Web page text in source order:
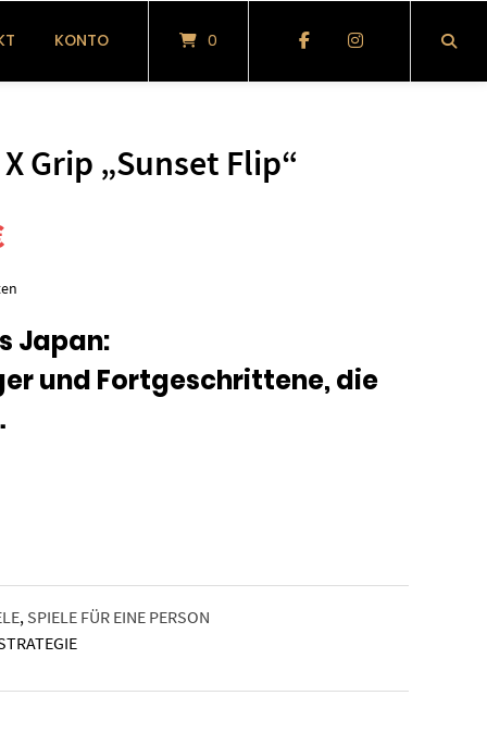
KONTO 0
Grip „Sunset Flip“
Aktueller
Preis
ist:
27,50 €.
Japan:
und Fortgeschrittene, die
, SPIELE FÜR EINE PERSON